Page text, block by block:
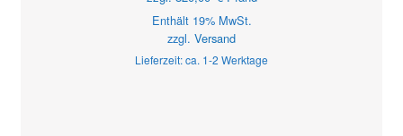
Enthält 19% MwSt.
zzgl. Versand
Lieferzeit: ca. 1-2 Werktage